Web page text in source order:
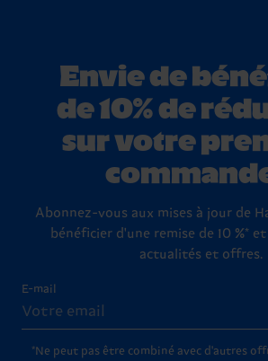
Envie de
de 10% de
sur votre
Abonnez-vous aux mises à jour de
bénéficier d'une remise de 10 %*
actualités et offres.
E-mail
*Ne peut pas être combiné avec d'autres